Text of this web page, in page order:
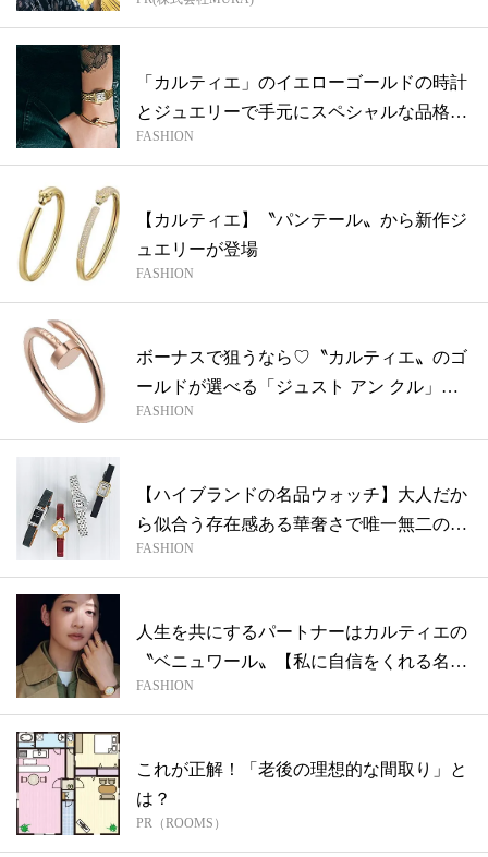
「カルティエ」のイエローゴールドの時計
とジュエリーで手元にスペシャルな品格を
【愛...
FASHION
【カルティエ】〝パンテール〟から新作ジ
ュエリーが登場
FASHION
ボーナスで狙うなら♡〝カルティエ〟のゴ
ールドが選べる「ジュスト アン クル」リ
ン...
FASHION
【ハイブランドの名品ウォッチ】大人だか
ら似合う存在感ある華奢さで唯一無二の品
格を
FASHION
人生を共にするパートナーはカルティエの
〝ベニュワール〟【私に自信をくれる名品
ウォ...
FASHION
これが正解！「老後の理想的な間取り」と
は？
PR（ROOMS）